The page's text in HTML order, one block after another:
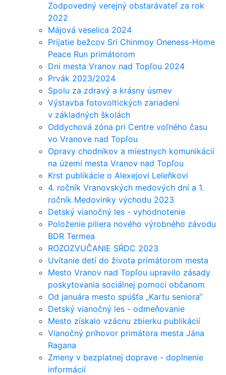
Zodpovedný verejný obstarávateľ za rok
2022
Májová veselica 2024
Prijatie bežcov Sri Chinmoy Oneness-Home
Peace Run primátorom
Dni mesta Vranov nad Topľou 2024
Prvák 2023/2024
Spolu za zdravý a krásny úsmev
Výstavba fotovoltických zariadení
v základných školách
Oddychová zóna pri Centre voľného času
vo Vranove nad Topľou
Opravy chodníkov a miestnych komunikácií
na území mesta Vranov nad Topľou
Krst publikácie o Alexejovi Leleňkovi
4. ročník Vranovských medových dní a 1.
ročník Medovinky východu 2023
Detský vianočný les - vyhodnotenie
Položenie piliera nového výrobného závodu
BDR Termea
ROZOZVUČANIE SŔDC 2023
Uvítanie detí do života primátorom mesta
Mesto Vranov nad Topľou upravilo zásady
poskytovania sociálnej pomoci občanom
Od januára mesto spúšťa „Kartu seniora“
Detský vianočný les - odmeňovanie
Mesto získalo vzácnu zbierku publikácií
Vianočný príhovor primátora mesta Jána
Ragana
Zmeny v bezplatnej doprave - doplnenie
informácií